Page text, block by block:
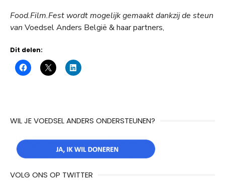
Food.Film.Fest wordt mogelijk gemaakt dankzij de steun
van Voedsel Anders België & haar partners,
Dit delen:
WIL JE VOEDSEL ANDERS ONDERSTEUNEN?
VOLG ONS OP TWITTER